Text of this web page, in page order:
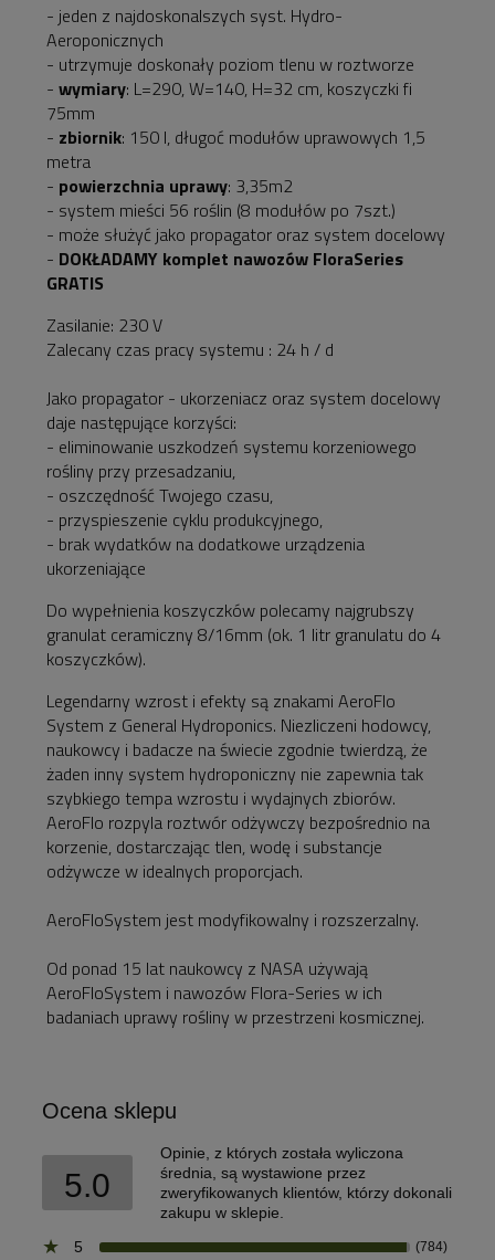
- jeden z najdoskonalszych syst. Hydro-
Aeroponicznych
- utrzymuje doskonały poziom tlenu w roztworze
- wymiary: L=290, W=140, H=32 cm, koszyczki fi
75mm
- zbiornik: 150 l, długoć modułów uprawowych 1,5
metra
- powierzchnia uprawy: 3,35m2
- system mieści 56 roślin (8 modułów po 7szt.)
- może służyć jako propagator oraz system docelowy
- DOKŁADAMY komplet nawozów FloraSeries
GRATIS
Zasilanie: 230 V
Zalecany czas pracy systemu : 24 h / d
Jako propagator - ukorzeniacz oraz system docelowy
daje następujące korzyści:
- eliminowanie uszkodzeń systemu korzeniowego
rośliny przy przesadzaniu,
- oszczędność Twojego czasu,
- przyspieszenie cyklu produkcyjnego,
- brak wydatków na dodatkowe urządzenia
ukorzeniające
Do wypełnienia koszyczków polecamy najgrubszy
granulat ceramiczny 8/16mm (ok. 1 litr granulatu do 4
koszyczków).
Legendarny wzrost i efekty są znakami AeroFlo
System z General Hydroponics. Niezliczeni hodowcy,
naukowcy i badacze na świecie zgodnie twierdzą, że
żaden inny system hydroponiczny nie zapewnia tak
szybkiego tempa wzrostu i wydajnych zbiorów.
AeroFlo rozpyla roztwór odżywczy bezpośrednio na
korzenie, dostarczając tlen, wodę i substancje
odżywcze w idealnych proporcjach.
AeroFloSystem jest modyfikowalny i rozszerzalny.
Od ponad 15 lat naukowcy z NASA używają
AeroFloSystem i nawozów Flora-Series w ich
badaniach uprawy rośliny w przestrzeni kosmicznej.
Ocena sklepu
5.0
Opinie, z których została wyliczona
średnia, są wystawione przez
zweryfikowanych klientów, którzy dokonali
zakupu w sklepie.
5
(784)